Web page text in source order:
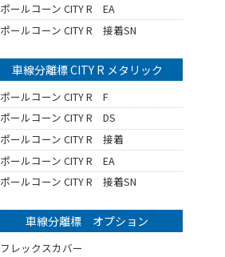
ポールコーン CITY R EA
ポールコーン CITY R 接着SN
車線分離標 CITY R メタリック
ポールコーン CITY R F
ポールコーン CITY R DS
ポールコーン CITY R 接着
ポールコーン CITY R EA
ポールコーン CITY R 接着SN
車線分離標 オプション
フレックスカバー